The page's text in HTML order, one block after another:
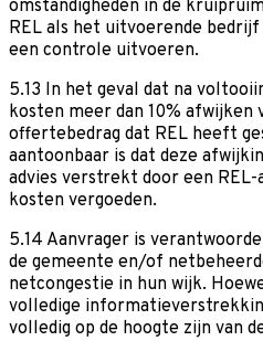
omstandigheden in de
REL als het uitvoerende
een controle uitvoeren.
5.13 In het geval dat na
kosten meer dan 10% afwijken
offertebedrag dat REL heeft
aantoonbaar is dat deze
advies verstrekt door een REL-
kosten vergoeden.
5.14 Aanvrager is
de gemeente en/of
netcongestie in hun wijk.
volledige
volledig op de hoogte zijn van